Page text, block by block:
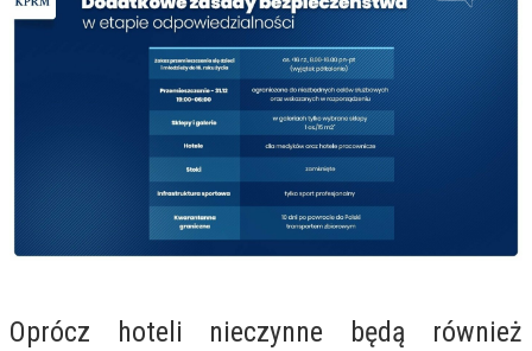
Oprócz hoteli nieczynne będą również